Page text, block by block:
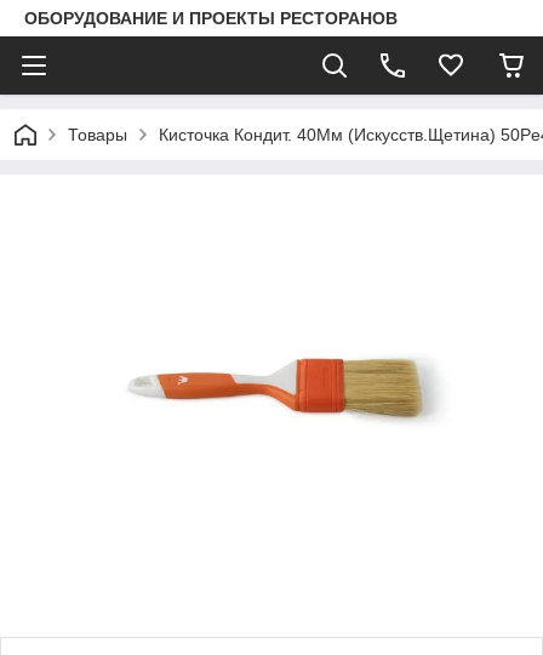
ОБОРУДОВАНИЕ И ПРОЕКТЫ РЕСТОРАНОВ
Товары Кисточка Кондит. 40Мм (Искусств.Щетина)